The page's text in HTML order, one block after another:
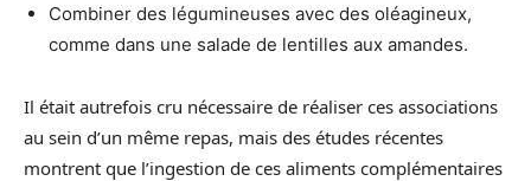
Combiner des légumineuses avec des oléagineux,
comme dans une salade de lentilles aux amandes.
Il était autrefois cru nécessaire de réaliser ces associations
au sein d’un même repas, mais des études récentes
montrent que l’ingestion de ces aliments complémentaires